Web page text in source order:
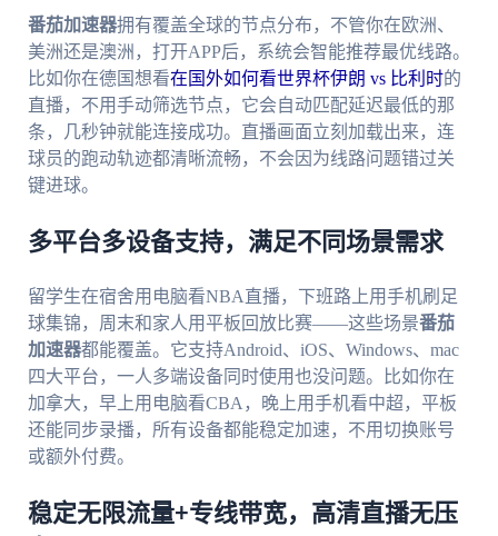
番茄加速器拥有覆盖全球的节点分布，不管你在欧洲、
美洲还是澳洲，打开APP后，系统会智能推荐最优线路。
比如你在德国想看在国外如何看世界杯伊朗 vs 比利时的
直播，不用手动筛选节点，它会自动匹配延迟最低的那
条，几秒钟就能连接成功。直播画面立刻加载出来，连
球员的跑动轨迹都清晰流畅，不会因为线路问题错过关
键进球。
多平台多设备支持，满足不同场景需求
留学生在宿舍用电脑看NBA直播，下班路上用手机刷足
球集锦，周末和家人用平板回放比赛——这些场景番茄
加速器都能覆盖。它支持Android、iOS、Windows、mac
四大平台，一人多端设备同时使用也没问题。比如你在
加拿大，早上用电脑看CBA，晚上用手机看中超，平板
还能同步录播，所有设备都能稳定加速，不用切换账号
或额外付费。
稳定无限流量+专线带宽，高清直播无压